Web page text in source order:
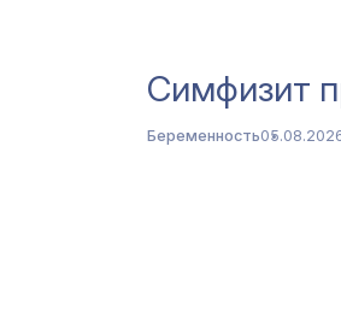
Симфизит
Беременность